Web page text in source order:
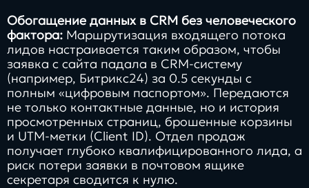
Обогащение данных в CRM без человеческого
фактора: Маршрутизация входящего потока
лидов настраивается таким образом, чтобы
заявка с сайта падала в CRM-систему
(например, Битрикс24) за 0.5 секунды с
полным «цифровым паспортом». Передаются
не только контактные данные, но и история
просмотренных страниц, брошенные корзины
и UTM-метки (Client ID). Отдел продаж
получает глубоко квалифицированного лида, а
риск потери заявки в почтовом ящике
секретаря сводится к нулю.